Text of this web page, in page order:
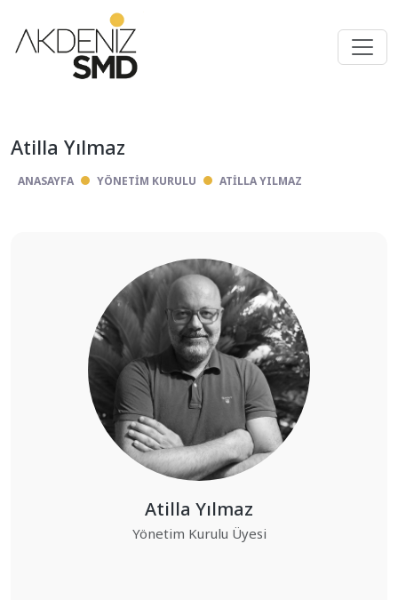
Atilla Yılmaz
ANASAYFA YÖNETIM KURULU ATILLA YILMAZ
Atilla Yılmaz
Yönetim Kurulu Üyesi